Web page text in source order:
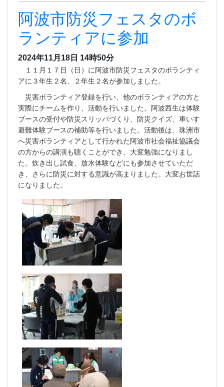
阿波市防災フェスタのボ
ランティアに参加
2024年11月18日 14時50分
１１月１７日（日）に阿波市防災フェスタのボランティ
アに３年生２名、２年生２名が参加しました。
災害ボランティア登録を行い、他のボランティアの方と
実際にチームを作り、活動を行いました。阿波西生は体験
ブースの受付や防災スリッパづくり、防災クイズ、車いす
避難体験ブースの補助等を行いました。活動後は、珠洲市
へ災害ボランティアとして行かれた阿波市社会福祉協議会
の方からの講演も聴くことができ、大変勉強になりまし
た。炊き出し試食、放水体験などにも参加させていただ
き、さらに防災に対する意識が高まりました。大変お世話
になりました。